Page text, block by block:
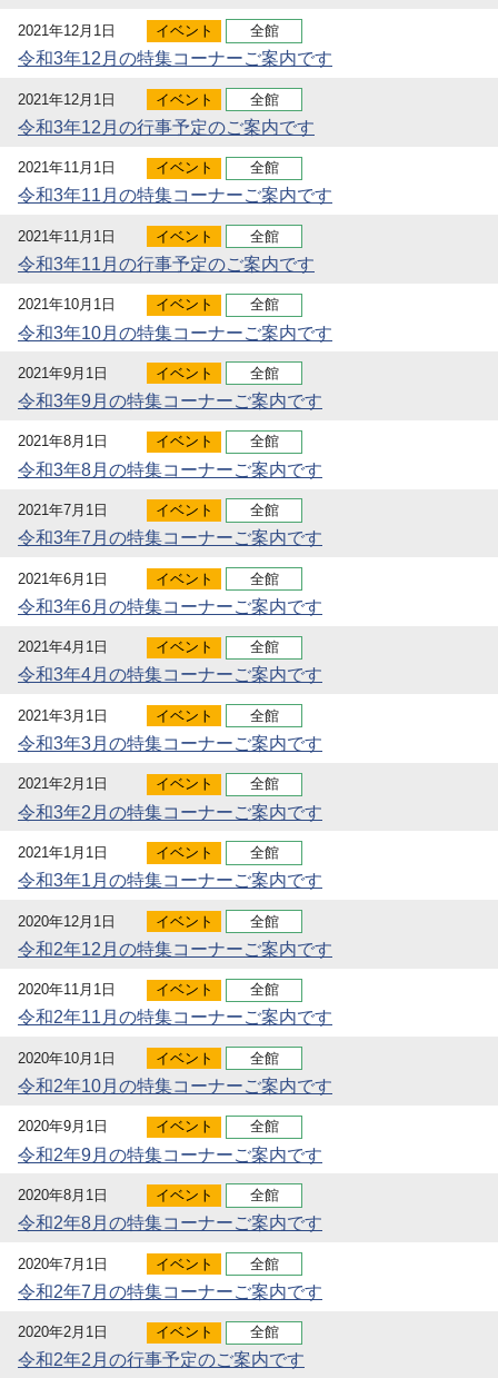
2021年12月1日 イベント 全館
令和3年12月の特集コーナーご案内です
2021年12月1日 イベント 全館
令和3年12月の行事予定のご案内です
2021年11月1日 イベント 全館
令和3年11月の特集コーナーご案内です
2021年11月1日 イベント 全館
令和3年11月の行事予定のご案内です
2021年10月1日 イベント 全館
令和3年10月の特集コーナーご案内です
2021年9月1日 イベント 全館
令和3年9月の特集コーナーご案内です
2021年8月1日 イベント 全館
令和3年8月の特集コーナーご案内です
2021年7月1日 イベント 全館
令和3年7月の特集コーナーご案内です
2021年6月1日 イベント 全館
令和3年6月の特集コーナーご案内です
2021年4月1日 イベント 全館
令和3年4月の特集コーナーご案内です
2021年3月1日 イベント 全館
令和3年3月の特集コーナーご案内です
2021年2月1日 イベント 全館
令和3年2月の特集コーナーご案内です
2021年1月1日 イベント 全館
令和3年1月の特集コーナーご案内です
2020年12月1日 イベント 全館
令和2年12月の特集コーナーご案内です
2020年11月1日 イベント 全館
令和2年11月の特集コーナーご案内です
2020年10月1日 イベント 全館
令和2年10月の特集コーナーご案内です
2020年9月1日 イベント 全館
令和2年9月の特集コーナーご案内です
2020年8月1日 イベント 全館
令和2年8月の特集コーナーご案内です
2020年7月1日 イベント 全館
令和2年7月の特集コーナーご案内です
2020年2月1日 イベント 全館
令和2年2月の行事予定のご案内です